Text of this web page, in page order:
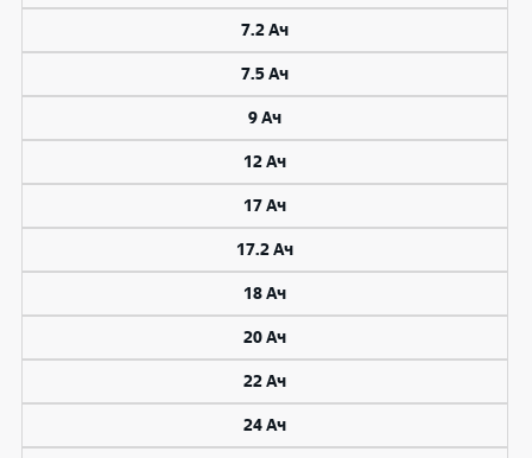
7.2 Ач
7.5 Ач
9 Ач
12 Ач
17 Ач
17.2 Ач
18 Ач
20 Ач
22 Ач
24 Ач